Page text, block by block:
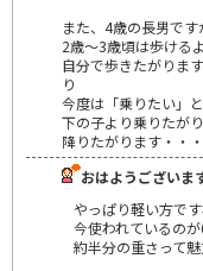
また、4歳の長男です
2歳～3歳頃は歩ける
自分で歩きたがりま
り
今度は「乗りたい」
下の子より乗りたが
降りたがります・・・
おはようございます
やっぱり軽い方です
今使われているのが
約半分の重さって魅